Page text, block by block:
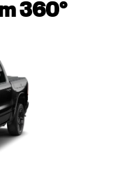
360°